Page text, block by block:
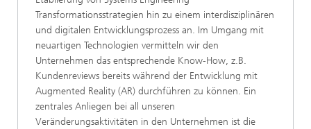
Transformationsstrategien hin zu einem interdisziplinären
und digitalen Entwicklungsprozess an. Im Umgang mit
neuartigen Technologien vermitteln wir den
Unternehmen das entsprechende Know-How, z.B.
Kundenreviews bereits während der Entwicklung mit
Augmented Reality (AR) durchführen zu können. Ein
zentrales Anliegen bei all unseren
Veränderungsaktivitäten in den Unternehmen ist die